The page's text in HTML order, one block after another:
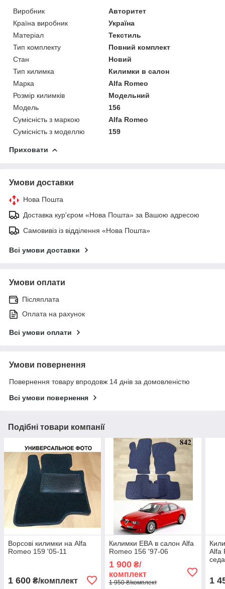
Виробник
Авторитет
Країна виробник
Україна
Матеріал
Текстиль
Тип комплекту
Повний комплект
Стан
Новий
Тип килимка
Килимки в салон
Марка
Alfa Romeo
Розмір килимків
Модельний
Модель
156
Сумісність з маркою
Alfa Romeo
Сумісність з моделлю
159
Приховати
Умови доставки
Нова Пошта
Доставка кур'єром «Нова Пошта» за Вашою адресою
Самовивіз із відділення «Нова Пошта»
Всі умови доставки
Умови оплати
Післяплата
Оплата на рахунок
Всі умови оплати
Умови повернення
Повернення товару впродовж 14 днів за домовленістю
Всі умови повернення
Подібні товари компанії
Ворсові килимки на Alfa
Romeo 159 '05-11
1 600 ₴/комплект
Килимки ЕВА в салон Alfa
Romeo 156 '97-06
1 900₴/
комплект
1 950 ₴/комплект
Alfa
1